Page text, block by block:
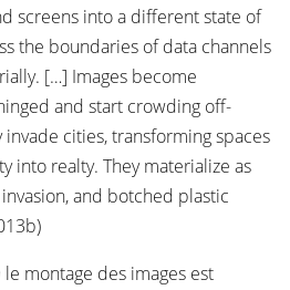
screens into a different state of
the boundaries of data channels
[…] Images become
and start crowding off-
invade cities, transforming spaces
into realty. They materialize as
and botched plastic
le montage des images est